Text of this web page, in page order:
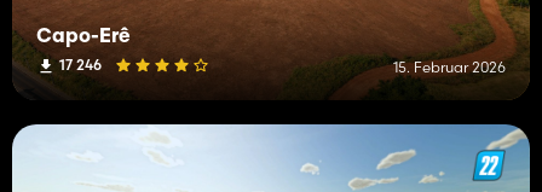
Capo-Erê
17 246 15. Februar 2026